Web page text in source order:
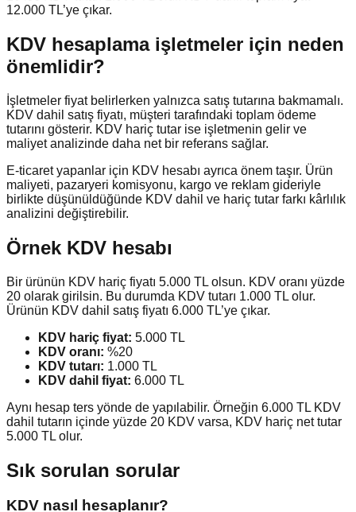
12.000 TL’ye çıkar.
KDV hesaplama işletmeler için neden
önemlidir?
İşletmeler fiyat belirlerken yalnızca satış tutarına bakmamalı.
KDV dahil satış fiyatı, müşteri tarafındaki toplam ödeme
tutarını gösterir. KDV hariç tutar ise işletmenin gelir ve
maliyet analizinde daha net bir referans sağlar.
E-ticaret yapanlar için KDV hesabı ayrıca önem taşır. Ürün
maliyeti, pazaryeri komisyonu, kargo ve reklam gideriyle
birlikte düşünüldüğünde KDV dahil ve hariç tutar farkı kârlılık
analizini değiştirebilir.
Örnek KDV hesabı
Bir ürünün KDV hariç fiyatı 5.000 TL olsun. KDV oranı yüzde
20 olarak girilsin. Bu durumda KDV tutarı 1.000 TL olur.
Ürünün KDV dahil satış fiyatı 6.000 TL’ye çıkar.
KDV hariç fiyat: 5.000 TL
KDV oranı: %20
KDV tutarı: 1.000 TL
KDV dahil fiyat: 6.000 TL
Aynı hesap ters yönde de yapılabilir. Örneğin 6.000 TL KDV
dahil tutarın içinde yüzde 20 KDV varsa, KDV hariç net tutar
5.000 TL olur.
Sık sorulan sorular
KDV nasıl hesaplanır?